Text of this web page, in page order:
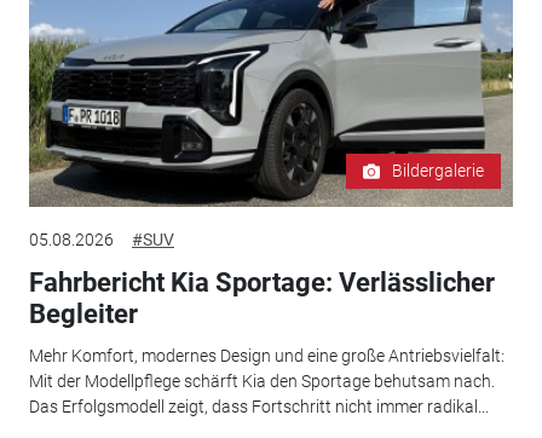
Bildergalerie
05.08.2026 #SUV
Fahrbericht Kia Sportage: Verlässlicher
Begleiter
Mehr Komfort, modernes Design und eine große Antriebsvielfalt:
Mit der Modellpflege schärft Kia den Sportage behutsam nach.
Das Erfolgsmodell zeigt, dass Fortschritt nicht immer radikal...